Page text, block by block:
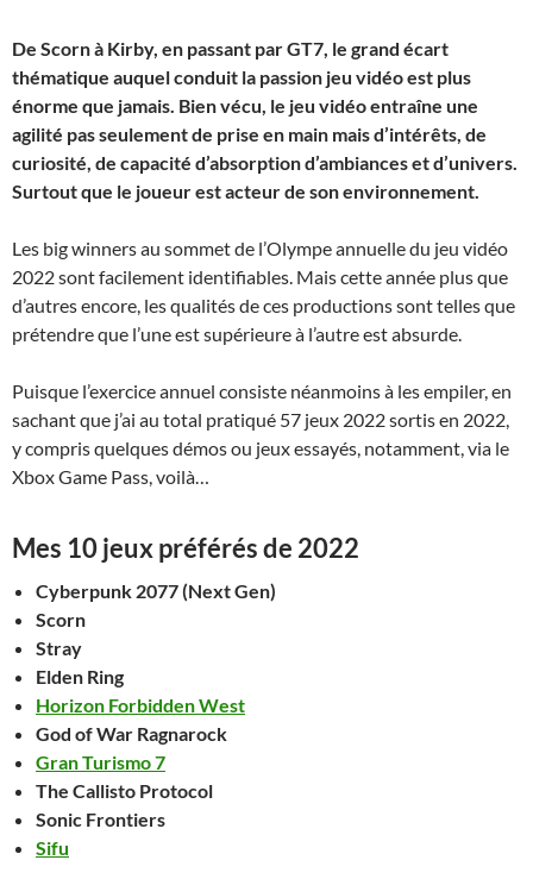
De Scorn à Kirby, en passant par GT7, le grand écart
thématique auquel conduit la passion jeu vidéo est plus
énorme que jamais. Bien vécu, le jeu vidéo entraîne une
agilité pas seulement de prise en main mais d’intérêts, de
curiosité, de capacité d’absorption d’ambiances et d’univers.
Surtout que le joueur est acteur de son environnement.
Les big winners au sommet de l’Olympe annuelle du jeu vidéo
2022 sont facilement identifiables. Mais cette année plus que
d’autres encore, les qualités de ces productions sont telles que
prétendre que l’une est supérieure à l’autre est absurde.
Puisque l’exercice annuel consiste néanmoins à les empiler, en
sachant que j’ai au total pratiqué 57 jeux 2022 sortis en 2022,
y compris quelques démos ou jeux essayés, notamment, via le
Xbox Game Pass, voilà…
Mes 10 jeux préférés de 2022
Cyberpunk 2077 (Next Gen)
Scorn
Stray
Elden Ring
Horizon Forbidden West
God of War Ragnarock
Gran Turismo 7
The Callisto Protocol
Sonic Frontiers
Sifu